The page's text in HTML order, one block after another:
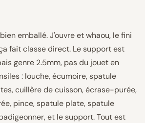
emballé. J'ouvre et whaou, le fini
fait classe direct. Le support est
genre 2.5mm, pas du jouet en
: louche, écumoire, spatule
cuillère de cuisson, écrase-purée,
pince, spatule plate, spatule
et le support. Tout est